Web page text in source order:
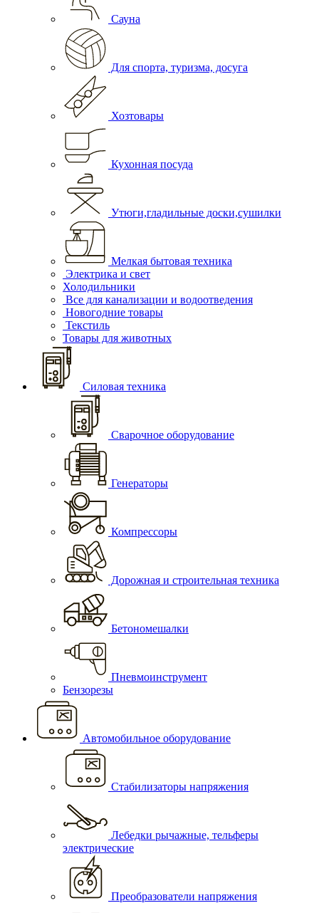
Сауна
Для спорта, туризма, досуга
Хозтовары
Кухонная посуда
Утюги,гладильные доски,сушилки
Мелкая бытовая техника
Электрика и свет
Холодильники
Все для канализации и водоотведения
Новогодние товары
Текстиль
Товары для животных
Силовая техника
Сварочное оборудование
Генераторы
Компрессоры
Дорожная и строительная техника
Бетономешалки
Пневмоинструмент
Бензорезы
Автомобильное оборудование
Стабилизаторы напряжения
Лебедки рычажные, тельферы
электрические
Преобразователи напряжения